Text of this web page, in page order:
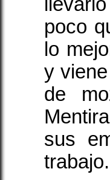
poco
lo
y
de
sus
trabajo.